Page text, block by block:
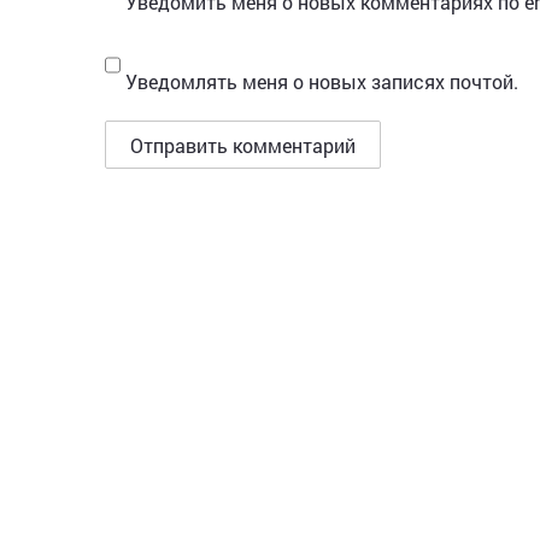
Уведомлять меня о новых записях почтой.